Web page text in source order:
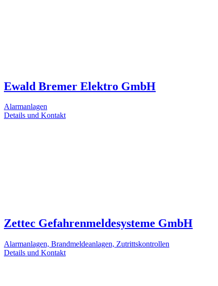
Ewald Bremer Elektro GmbH
Alarmanlagen
Details und Kontakt
Zettec Gefahrenmeldesysteme GmbH
Alarmanlagen, Brandmeldeanlagen, Zutrittskontrollen
Details und Kontakt